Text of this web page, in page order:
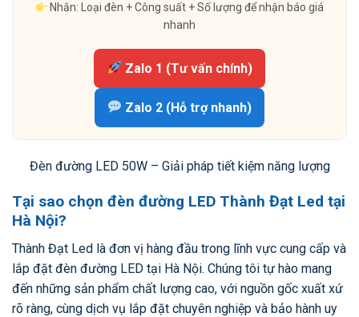
Nhắn: Loại đèn + Công suất + Số lượng để nhận báo giá
nhanh
Zalo 1 (Tư vấn chính)
Zalo 2 (Hỗ trợ nhanh)
Đèn đường LED 50W – Giải pháp tiết kiệm năng lượng
Tại sao chọn đèn đường LED Thành Đạt Led tại
Hà Nội?
Thành Đạt Led là đơn vị hàng đầu trong lĩnh vực cung cấp và
lắp đặt đèn đường LED tại Hà Nội. Chúng tôi tự hào mang
đến những sản phẩm chất lượng cao, với nguồn gốc xuất xứ
rõ ràng, cùng dịch vụ lắp đặt chuyên nghiệp và bảo hành uy